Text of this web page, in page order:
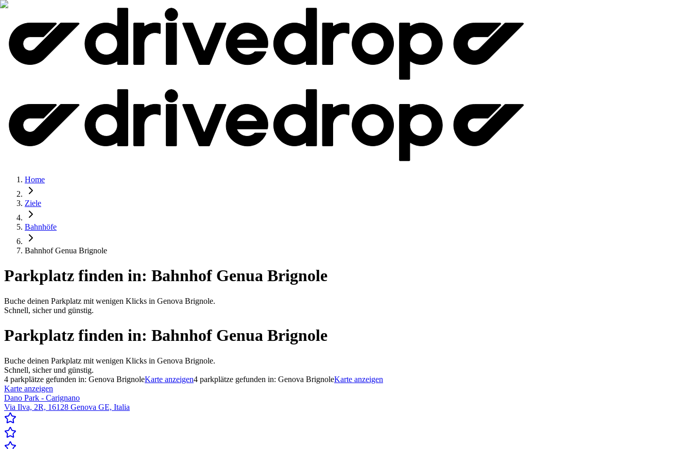
Home
Ziele
Bahnhöfe
Bahnhof Genua Brignole
Parkplatz finden in: Bahnhof Genua Brignole
Buche deinen Parkplatz mit wenigen Klicks in Genova Brignole.
Schnell, sicher und günstig.
Parkplatz finden in: Bahnhof Genua Brignole
Buche deinen Parkplatz mit wenigen Klicks in Genova Brignole.
Schnell, sicher und günstig.
4 parkplätze gefunden in: Genova BrignoleKarte anzeigen4 parkplätze gefunden in: Genova BrignoleKarte anzeigen
Karte anzeigen
Dano Park - Carignano
Via Ilva, 2R, 16128 Genova GE, Italia